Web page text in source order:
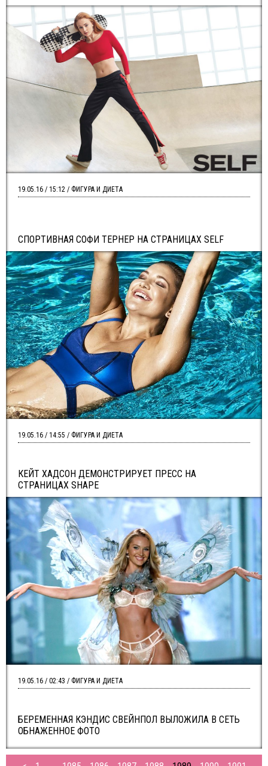
СПОРТИВНАЯ СОФИ ТЕРНЕР НА СТРАНИЦАХ SELF
19.05.16 / 15:12 / ФИГУРА И ДИЕТА
КЕЙТ ХАДСОН ДЕМОНСТРИРУЕТ ПРЕСС НА
СТРАНИЦАХ SHAPE
19.05.16 / 14:55 / ФИГУРА И ДИЕТА
БЕРЕМЕННАЯ КЭНДИС СВЕЙНПОЛ ВЫЛОЖИЛА В СЕТЬ
ОБНАЖЕННОЕ ФОТО
19.05.16 / 02:43 / ФИГУРА И ДИЕТА